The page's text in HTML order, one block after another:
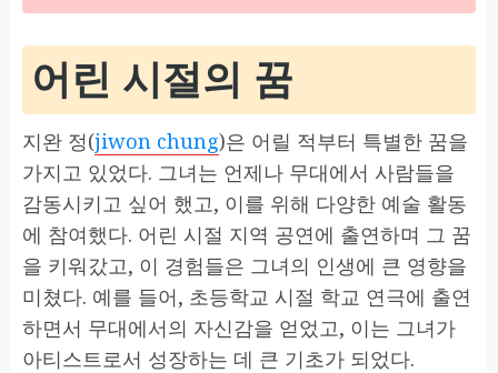
어린 시절의 꿈
지완 정(jiwon chung)은 어릴 적부터 특별한 꿈을
가지고 있었다. 그녀는 언제나 무대에서 사람들을
감동시키고 싶어 했고, 이를 위해 다양한 예술 활동
에 참여했다. 어린 시절 지역 공연에 출연하며 그 꿈
을 키워갔고, 이 경험들은 그녀의 인생에 큰 영향을
미쳤다. 예를 들어, 초등학교 시절 학교 연극에 출연
하면서 무대에서의 자신감을 얻었고, 이는 그녀가
아티스트로서 성장하는 데 큰 기초가 되었다.